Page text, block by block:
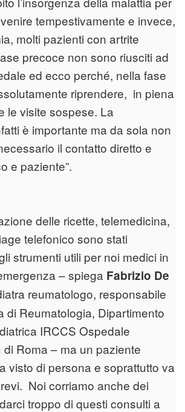
tempestivamente e invece,
molti pazienti con artrite
precoce non sono riusciti ad
ed ecco perché, nella fase
riprendere, in piena
le visite sospese. La
è importante ma da sola non
il contatto diretto e
e paziente”.
delle ricette, telemedicina,
telefonico sono stati
strumenti utili per noi medici in
– spiega Fabrizio De
reumatologo, responsabile
di Reumatologia, Dipartimento
IRCCS Ospedale
Roma – ma un paziente
visto di persona e soprattutto va
Noi corriamo anche dei
troppo di questi consulti a